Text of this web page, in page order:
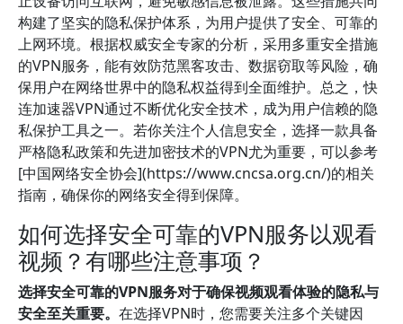
构建了坚实的隐私保护体系，为用户提供了安全、可靠的
上网环境。根据权威安全专家的分析，采用多重安全措施
的VPN服务，能有效防范黑客攻击、数据窃取等风险，确
保用户在网络世界中的隐私权益得到全面维护。总之，快
连加速器VPN通过不断优化安全技术，成为用户信赖的隐
私保护工具之一。若你关注个人信息安全，选择一款具备
严格隐私政策和先进加密技术的VPN尤为重要，可以参考
[中国网络安全协会](https://www.cncsa.org.cn/)的相关
指南，确保你的网络安全得到保障。
如何选择安全可靠的VPN服务以观看
视频？有哪些注意事项？
选择安全可靠的VPN服务对于确保视频观看体验的隐私与
安全至关重要。 在选择VPN时，您需要关注多个关键因